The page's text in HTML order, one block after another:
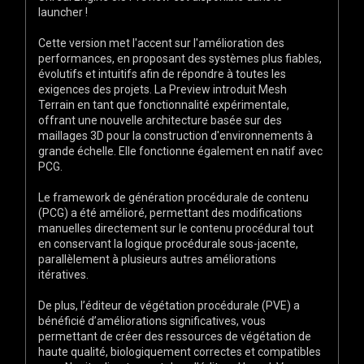
launcher !
Cette version met l'accent sur l'amélioration des
performances, en proposant des systèmes plus fiables,
évolutifs et intuitifs afin de répondre à toutes les
exigences des projets. La Preview introduit Mesh
Terrain en tant que fonctionnalité expérimentale,
offrant une nouvelle architecture basée sur des
maillages 3D pour la construction d'environnements à
grande échelle. Elle fonctionne également en natif avec
PCG.
Le framework de génération procédurale de contenu
(PCG) a été amélioré, permettant des modifications
manuelles directement sur le contenu procédural tout
en conservant la logique procédurale sous-jacente,
parallèlement à plusieurs autres améliorations
itératives.
De plus, l’éditeur de végétation procédurale (PVE) a
bénéficié d’améliorations significatives, vous
permettant de créer des ressources de végétation de
haute qualité, biologiquement correctes et compatibles